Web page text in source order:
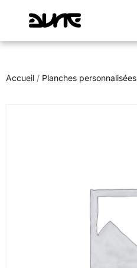
Accueil / Planches personnalisées